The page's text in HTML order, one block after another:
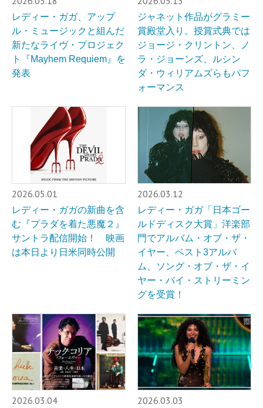
レディー・ガガ、アップ
ル・ミュージックと組んだ
新たなライヴ・プロジェク
ト『Mayhem Requiem』を
発表
ジャネット作品がグラミー
賞殿堂入り。授賞式典では
ジョージ・クリントン、ノ
ラ・ジョーンズ、ルシン
ダ・ウィリアムズらもパフ
ォーマンス
2026.05.01
レディー・ガガの新曲を含
む『プラダを着た悪魔２』
サントラ配信開始！ 映画
は本日より日米同時公開
2026.03.12
レディー・ガガ「日本ゴー
ルドディスク大賞」洋楽部
門でアルバム・オブ・ザ・
イヤー、ベスト3アルバ
ム、ソング・オブ・ザ・イ
ヤー・バイ・ストリーミン
グを受賞！
2026.03.04 2026.03.03